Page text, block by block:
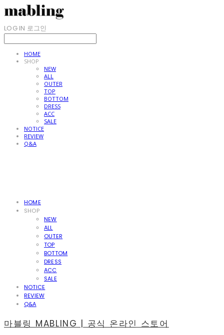
LOG IN 로그인
HOME
SHOP
NEW
ALL
OUTER
TOP
BOTTOM
DRESS
ACC
SALE
NOTICE
REVIEW
Q&A
HOME
SHOP
NEW
ALL
OUTER
TOP
BOTTOM
DRESS
ACC
SALE
NOTICE
REVIEW
Q&A
마블링 MABLING | 공식 온라인 스토어